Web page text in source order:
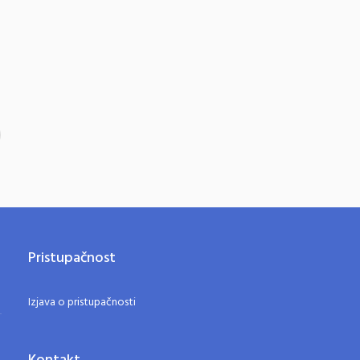
Pristupačnost
Izjava o pristupačnosti